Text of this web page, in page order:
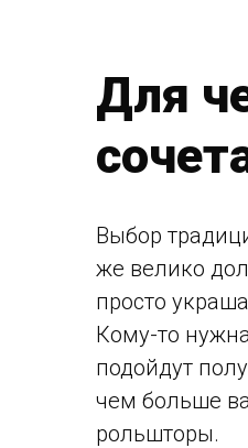
Для
Выбор
же велико
просто
Кому-то
подойдут
чем больше
рольшторы.